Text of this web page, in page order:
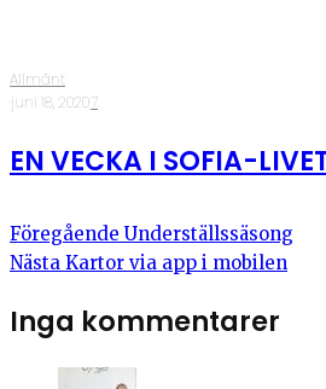
Allmänt
·juni 18, 2020·7
EN VECKA I SOFIA-
Föregående Underställssäsong
Nästa Kartor via app i mobilen
Inga kommentarer